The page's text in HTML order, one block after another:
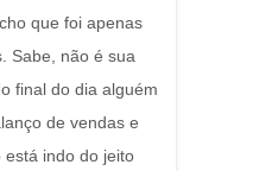
que foi apenas
Sabe, não é sua
final do dia alguém
de vendas e
está indo do jeito